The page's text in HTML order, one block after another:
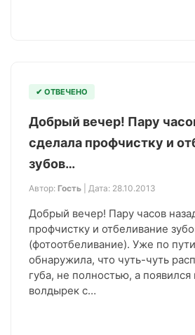
✔ ОТВЕЧЕНО
Добрый вечер! Пару
сделала профчистку и
зубов…
Автор: Гость | Дата: 28.10.2013
Добрый вечер! Пару часов
профчистку и отбеливание
(фотоотбеливание). Уже по
обнаружила, что чуть-чуть
губа, не полностью, а
волдырек с…